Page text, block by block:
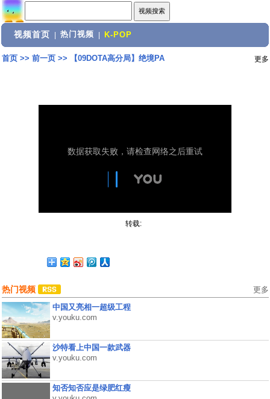
视频首页 热门视频 K-POP
首页>> 前一页>> 【09DOTA高分局】绝境PA 更多
转载:
热门视频 更多
中国又亮相一超级工程
v.youku.com
沙特看上中国一款武器
v.youku.com
知否知否应是绿肥红瘦